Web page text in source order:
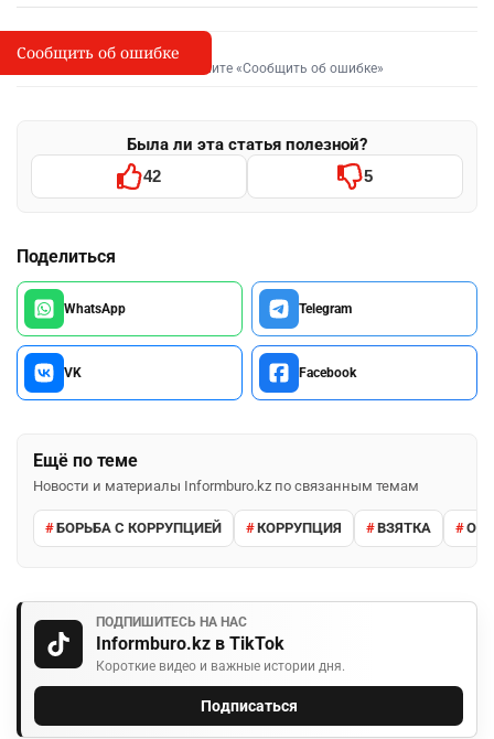
I
Сообщить об опечатке
Выделите фрагмент и нажмите «Сообщить об ошибке»
Была ли эта статья полезной?
42 5
Поделиться
WhatsApp Telegram
VK Facebook
Ещё по теме
Новости и материалы Informburo.kz по связанным темам
БОРЬБА С КОРРУПЦИЕЙ КОРРУПЦИЯ ВЗЯТКА
ПОДПИШИТЕСЬ НА НАС
Informburo.kz в TikTok
Короткие видео и важные истории дня.
Подписаться
Сообщить об ошибке